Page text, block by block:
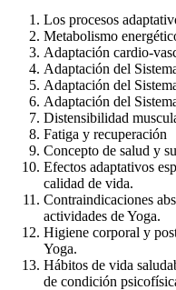
Los procesos
Metabolismo
Adaptación cardio-
Adaptación del
Adaptación del
Adaptación del
Distensibilidad
Fatiga y recuperación
Concepto de salud y
Efectos adaptativos
calidad de vida.
Contraindicaciones
actividades de Yoga.
Higiene corporal y
Yoga.
Hábitos de vida
de condición